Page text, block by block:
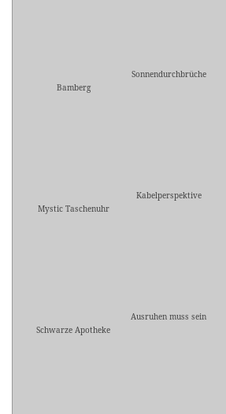
Bamberg
Sonnendurchbrüche
Mystic Taschenuhr
Kabelperspektive
Schwarze Apotheke
Ausruhen muss sein